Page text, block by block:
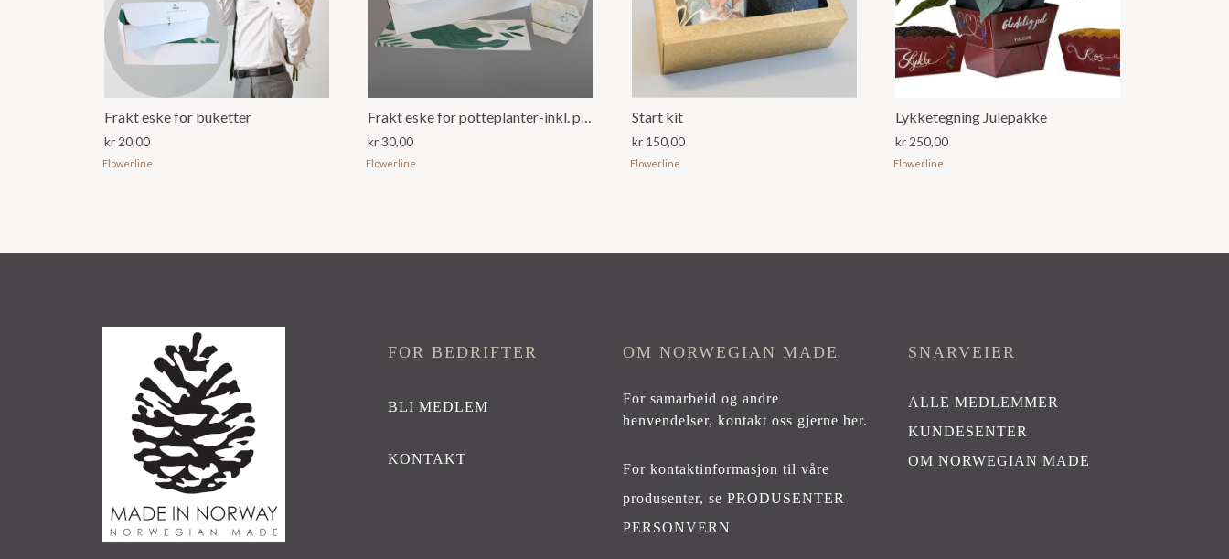
Frakt eske for buketter
kr 20,00
Flowerline
Frakt eske for potteplanter-inkl. potte m/ fot
kr30,00
Flowerline
Start kit
kr150,00
Flowerline
Lykketegning Julepakke
kr 250,00
Flowerline
FOR BEDRIFTER
BLI MEDLEM
KONTAKT
OM NORWEGIAN MADE
For samarbeid og andre
henvendelser,kontakt oss gjerne her.
For kontaktinformasjon til våre
produsenter, sePRODUSENTER
PERSONVERN
SNARVEIER
ALLE MEDLEMMER
KUNDESENTER
OM NORWEGIAN MADE